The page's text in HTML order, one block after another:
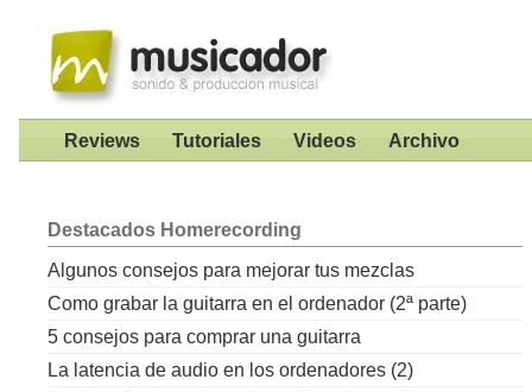
Reviews Tutoriales Videos Archivo
Destacados Homerecording
Algunos consejos para mejorar tus mezclas
Como grabar la guitarra en el ordenador (2ª parte)
5 consejos para comprar una guitarra
La latencia de audio en los ordenadores (2)